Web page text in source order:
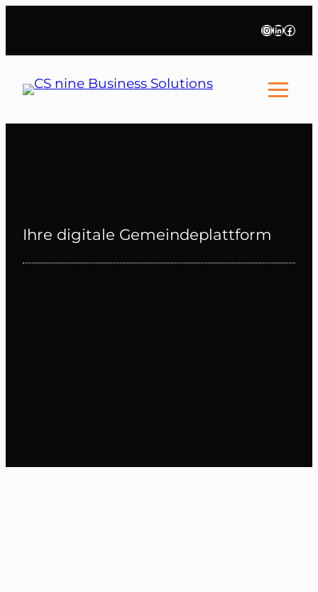
springen
Instagram
Ihre digitale Gemeindeplattform